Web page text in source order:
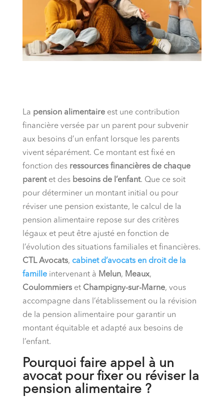
La pension alimentaireest une contribution
financière versée par un parent pour subvenir
aux besoins d’un enfant lorsque les parents
vivent séparément. Ce montant est fixé en
fonction des ressources financières de chaque
parentet des besoins de l’enfant. Que ce soit
pour déterminer un montant initial ou pour
réviser une pension existante, le calcul de la
pension alimentaire repose sur des critères
légaux et peut être ajusté en fonction de
l’évolution des situations familiales et financières.
CTL Avocats, cabinet d’avocats en droit de la
familleintervenant à Melun, Meaux,
Coulommierset Champigny-sur-Marne, vous
accompagne dans l’établissement ou la révision
de la pension alimentaire pour garantir un
montant équitable et adapté aux besoins de
l’enfant.
Pourquoi faire appel à un
avocat pour fixer ou réviser la
pension alimentaire ?